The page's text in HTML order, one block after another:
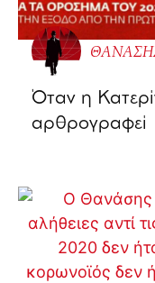
Όταν η
αρθρογραφεί